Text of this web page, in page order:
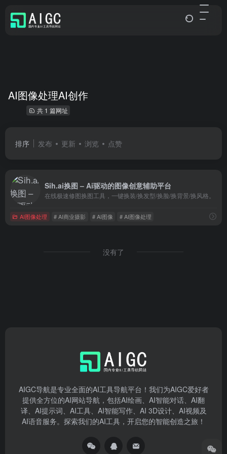
AI图像处理AI创作
共 1 篇网址
排序 发布 更新 浏览 点赞
Sih.ai换图 – Ai驱动的图像创意辅助平台
在线极速修图换图工具，一键换装/换发型/换脸/换背景/换风格。
AI图像处理 # AI商业摄影 # AI图像 # AI图像处理
没有了
AIGC导航是专业全面的AI工具导航平台！我们为AIGC爱好者
提供全方位的AI网站导航，包括AI绘画、AI智能对话、AI翻
译、AI提示词、AI工具、AI智能写作、AI 3D设计、AI视频及
AI语音服务。探索我们的AI工具，开启您的智能创造之旅！